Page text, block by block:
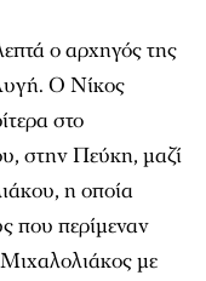
ο αρχηγός της
Ο Νίκος
στο
στην Πεύκη, μαζί
η οποία
που περίμεναν
με